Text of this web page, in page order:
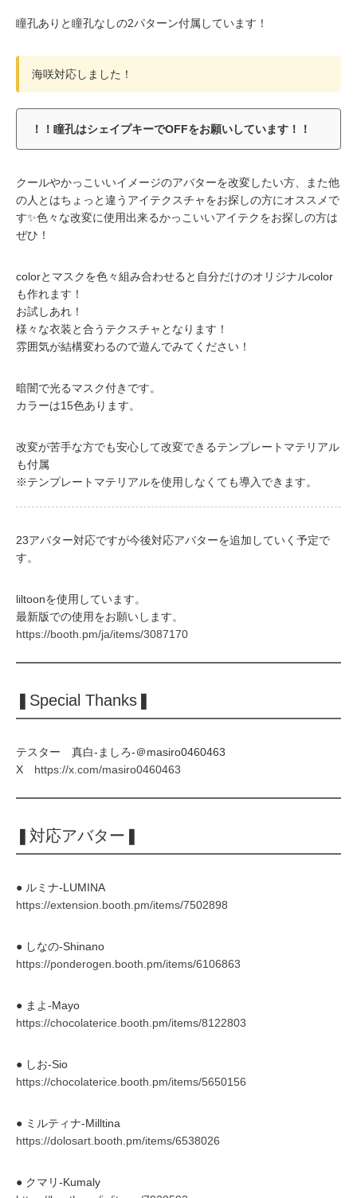
瞳孔ありと瞳孔なしの2パターン付属しています！
海咲対応しました！
！！瞳孔はシェイプキーでOFFをお願いしています！！
クールやかっこいいイメージのアバターを改変したい方、また他
の人とはちょっと違うアイテクスチャをお探しの方にオススメで
す✨色々な改変に使用出来るかっこいいアイテクをお探しの方は
ぜひ！
colorとマスクを色々組み合わせると自分だけのオリジナルcolor
も作れます！
お試しあれ！
様々な衣装と合うテクスチャとなります！
雰囲気が結構変わるので遊んでみてください！
暗闇で光るマスク付きです。
カラーは15色あります。
改変が苦手な方でも安心して改変できるテンプレートマテリアル
も付属
※テンプレートマテリアルを使用しなくても導入できます。
23アバター対応ですが今後対応アバターを追加していく予定で
す。
liltoonを使用しています。
最新版での使用をお願いします。
https://booth.pm/ja/items/3087170
❚Special Thanks❚
テスター 真白-ましろ-＠masiro0460463
X https://x.com/masiro0460463
❚対応アバター❚
● ルミナ-LUMINA
https://extension.booth.pm/items/7502898
● しなの-Shinano
https://ponderogen.booth.pm/items/6106863
● まよ-Mayo
https://chocolaterice.booth.pm/items/8122803
● しお‐Sio
https://chocolaterice.booth.pm/items/5650156
● ミルティナ‐Milltina
https://dolosart.booth.pm/items/6538026
● クマリ-Kumaly